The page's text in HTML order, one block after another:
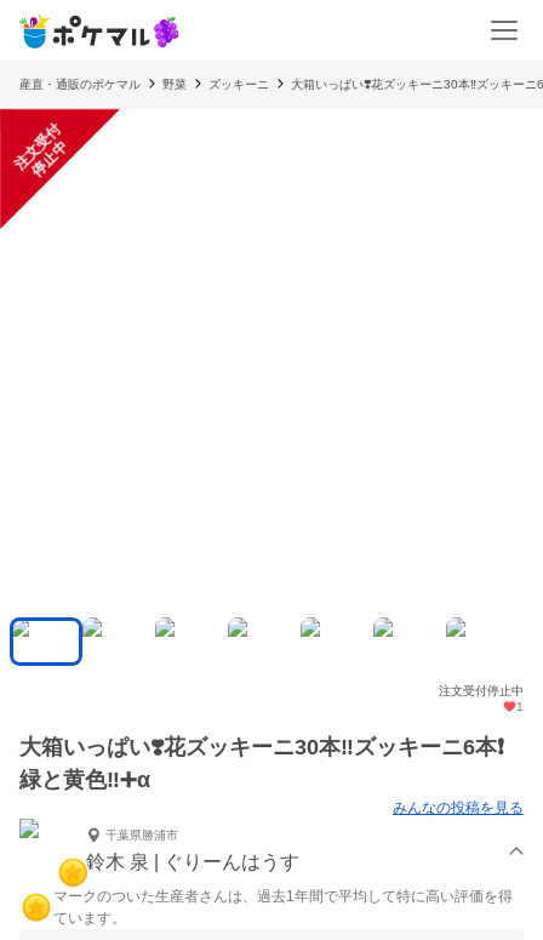
産直・通販のポケマル 野菜 ズッキーニ 大箱いっぱい❣️花ズッキーニ30本‼️ズッキーニ6
注
文
受
付
停
止
中
注文受付停止中
1
大箱いっぱい❣️花ズッキーニ30本‼️ズッキーニ6本❗️
緑と黄色‼️➕α
みんなの投稿を見る
千葉県勝浦市
鈴木 泉 | ぐりーんはうす
マークのついた生産者さんは、過去1年間で平均して特に高い評価を得
ています。